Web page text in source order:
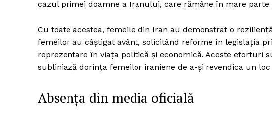
cazul primei doamne a Iranului, care rămâne în mare parte
Cu toate acestea, femeile din Iran au demonstrat o
femeilor au câștigat avânt, solicitând reforme în legislația
reprezentare în viața politică și economică. Aceste eforturi
subliniază dorința femeilor iraniene de a-și revendica un loc
Absența din media oficială